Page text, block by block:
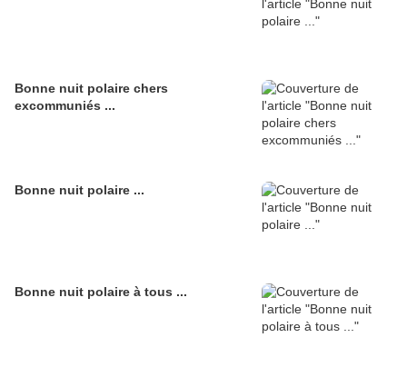
Bonne nuit polaire chers
excommuniés ...
Bonne nuit polaire ...
Bonne nuit polaire à tous ...